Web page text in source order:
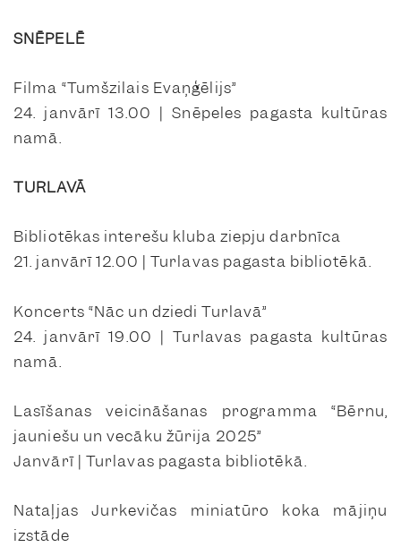
SNĒPELĒ
Filma “Tumšzilais Evaņģēlijs”
24. janvārī 13.00 | Snēpeles pagasta kultūras
namā.
TURLAVĀ
Bibliotēkas interešu kluba ziepju darbnīca
21. janvārī 12.00 | Turlavas pagasta bibliotēkā.
Koncerts “Nāc un dziedi Turlavā”
24. janvārī 19.00 | Turlavas pagasta kultūras
namā.
Lasīšanas veicināšanas programma “Bērnu,
jauniešu un vecāku žūrija 2025”
Janvārī | Turlavas pagasta bibliotēkā.
Nataļjas Jurkevičas miniatūro koka mājiņu
izstāde